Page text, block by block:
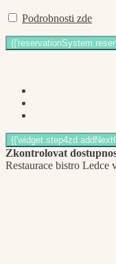
Podrobnosti zde
Zkontrolovat
Restaurace bistro Ledce